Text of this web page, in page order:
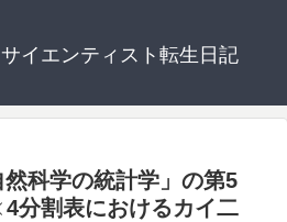
イエンティスト転生日記
科学の統計学」の第5
4分割表におけるカイ二